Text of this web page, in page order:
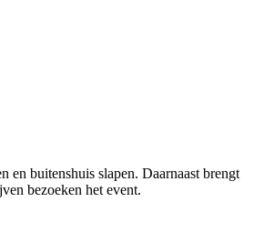
en buitenshuis slapen. Daarnaast brengt
bezoeken het event.